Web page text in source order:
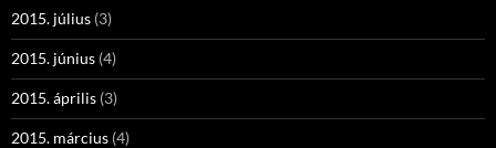
2015. július (3)
2015. június (4)
2015. április (3)
2015. március (4)